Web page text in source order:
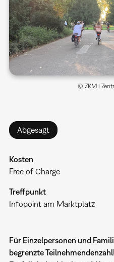
© ZKM |
Abgesagt
Kosten
Free of Charge
Treffpunkt
Infopoint am Marktplatz
Für Einzelpersonen und
begrenzte Teilnehmendenzahl!